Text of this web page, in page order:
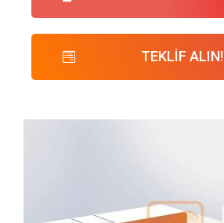
TEKLİF ALIN!